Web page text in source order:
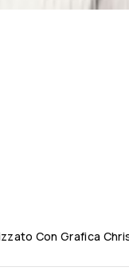
Con Grafica